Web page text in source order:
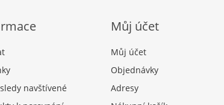
navštívené
Můj účet
Můj účet
Objednávky
Adresy